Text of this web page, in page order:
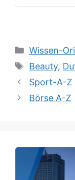
Kategorien
Wissen-
Beauty,
Sport-A-Z
Börse A-Z